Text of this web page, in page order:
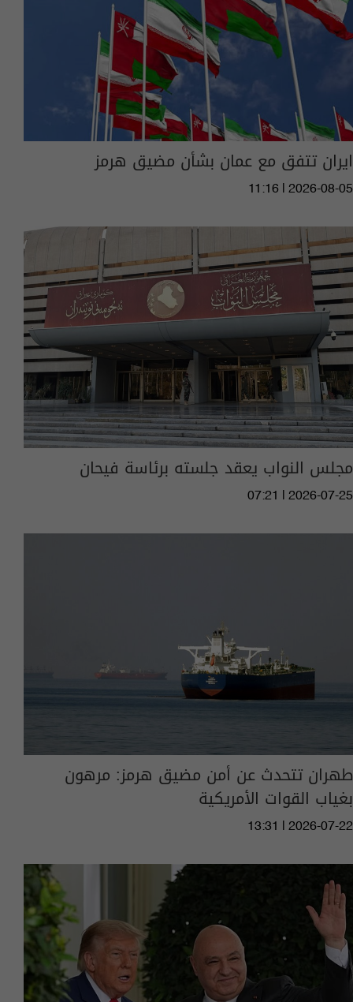
ايران تتفق مع عمان بشأن مضيق هرمز
11:16 | 2026-08-05
مجلس النواب يعقد جلسته برئاسة فيحان
07:21 | 2026-07-25
طهران تتحدث عن أمن مضيق هرمز: مرهون
بغياب القوات الأمريكية
13:31 | 2026-07-22